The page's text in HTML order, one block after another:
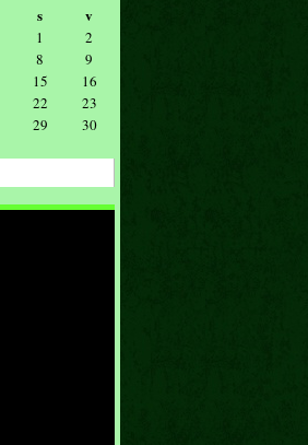
s v
1
2
8
9
15
16
22
23
29
30